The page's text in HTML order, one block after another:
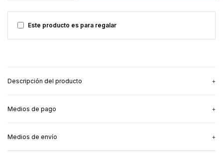
Este producto es para regalar
Descripción del producto
Para las mamás que quieren dar la teta
¿Sos mamá? Esta pack es todo lo que necesitás.
Medios de pago
Medios de envío